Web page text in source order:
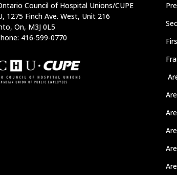
Council of Hospital Unions/CUPE
1275 Finch Ave. West, Unit 216
On, M3J 0L5
416-599-0770